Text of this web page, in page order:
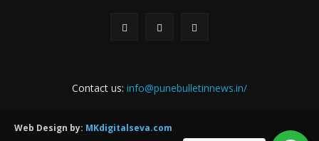
Contact us: info@punebulletinnews.in/
Web Design by: MKdigitalseva.com